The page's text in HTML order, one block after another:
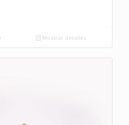
Mostrar detalles